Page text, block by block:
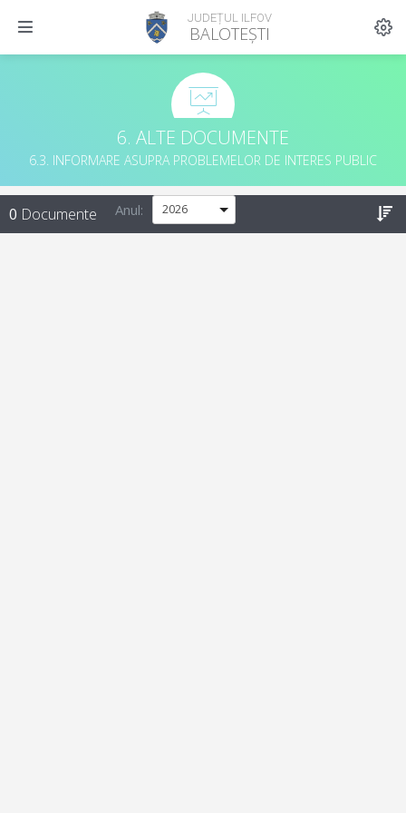
JUDEȚUL ILFOV
BALOTEȘTI
6. ALTE DOCUMENTE
6.3. INFORMARE ASUPRA PROBLEMELOR DE INTERES PUBLIC
0 Documente Anul: